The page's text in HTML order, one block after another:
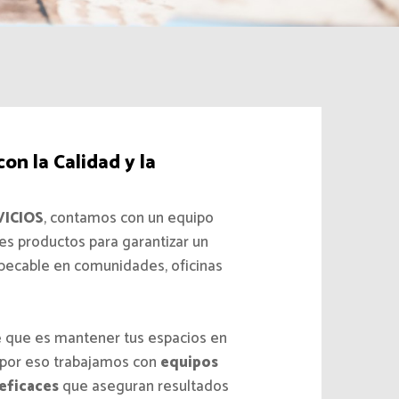
la Calidad y la
, contamos con un equipo
productos para garantizar un
en comunidades, oficinas
es mantener tus espacios en
eso trabajamos con equipos
que aseguran resultados